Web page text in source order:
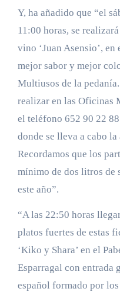
Y, ha añadido que “el
11:00 horas, se
vino ‘Juan Asensio’,
mejor sabor y mejor
Multiusos de la
realizar en las Oficinas
el teléfono 652 90 22
donde se lleva a cabo
Recordamos que los
mínimo de dos litros de
este año”.
“A las 22:50 horas
platos fuertes de estas
‘Kiko y Shara’ en el
Esparragal con entrada
español formado por